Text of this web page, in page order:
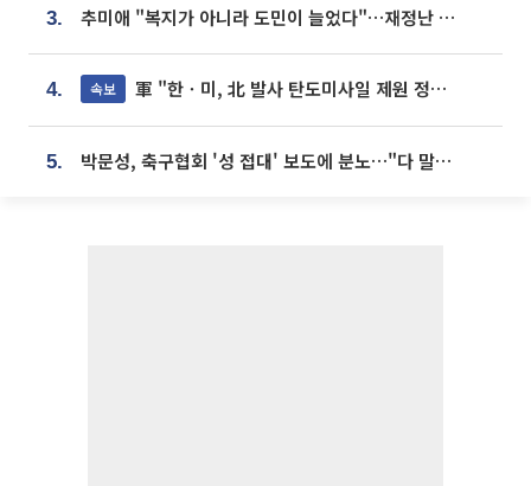
3. 추미애 "복지가 아니라 도민이 늘었다"…재정난 책임론 정면돌파
4. 속보 軍 "한ㆍ미, 北 발사 탄도미사일 제원 정밀분석 중"
5. 박문성, 축구협회 '성 접대' 보도에 분노…"다 말아먹으려고 작정했나"